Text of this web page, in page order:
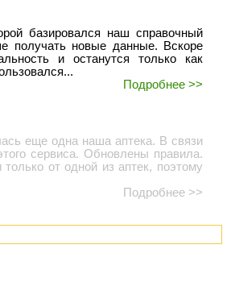
базировался наш справочный
получать новые данные. Вскоре
и останутся только как
Подробнее >>
еще одна наша аптека. В связи
сервиса. Обновлены правила.
от одной из аптек, поэтому
Подробнее >>